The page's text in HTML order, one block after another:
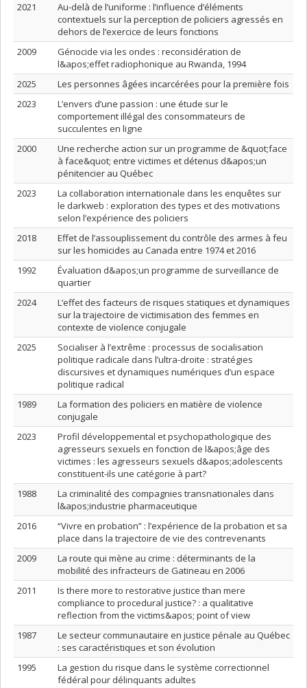
2021
Au-delà de l’uniforme : l’influence d’éléments
contextuels sur la perception de policiers agressés en
dehors de l’exercice de leurs fonctions
2009
Génocide via les ondes : reconsidération de
l&apos;effet radiophonique au Rwanda, 1994
2025
Les personnes âgées incarcérées pour la première fois
2023
L’envers d’une passion : une étude sur le
comportement illégal des consommateurs de
succulentes en ligne
2000
Une recherche action sur un programme de &quot;face
à face&quot; entre victimes et détenus d&apos;un
pénitencier au Québec
2023
La collaboration internationale dans les enquêtes sur
le darkweb : exploration des types et des motivations
selon l’expérience des policiers
2018
Effet de l’assouplissement du contrôle des armes à feu
sur les homicides au Canada entre 1974 et 2016
1992
Évaluation d&apos;un programme de surveillance de
quartier
2024
L’effet des facteurs de risques statiques et dynamiques
sur la trajectoire de victimisation des femmes en
contexte de violence conjugale
2025
Socialiser à l’extrême : processus de socialisation
politique radicale dans l’ultra-droite : stratégies
discursives et dynamiques numériques d’un espace
politique radical
1989
La formation des policiers en matière de violence
conjugale
2023
Profil développemental et psychopathologique des
agresseurs sexuels en fonction de l&apos;âge des
victimes : les agresseurs sexuels d&apos;adolescents
constituent-ils une catégorie à part?
1988
La criminalité des compagnies transnationales dans
l&apos;industrie pharmaceutique
2016
“Vivre en probation” : l’expérience de la probation et sa
place dans la trajectoire de vie des contrevenants
2009
La route qui mène au crime : déterminants de la
mobilité des infracteurs de Gatineau en 2006
2011
Is there more to restorative justice than mere
compliance to procedural justice? : a qualitative
reflection from the victims&apos; point of view
1987
Le secteur communautaire en justice pénale au Québec
: ses caractéristiques et son évolution
1995
La gestion du risque dans le système correctionnel
fédéral pour délinquants adultes